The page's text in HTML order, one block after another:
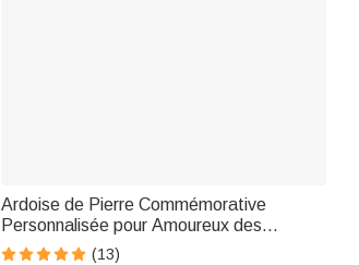
Ardoise de Pierre Commémorative
Personnalisée pour Amoureux des
Animaux Domestiques
(13)